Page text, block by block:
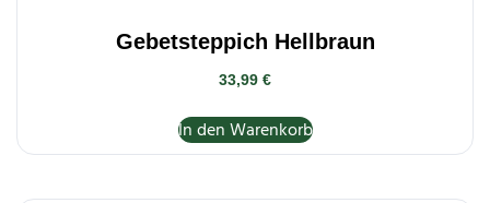
Gebetsteppich Hellbraun
33,99 €
In den Warenkorb